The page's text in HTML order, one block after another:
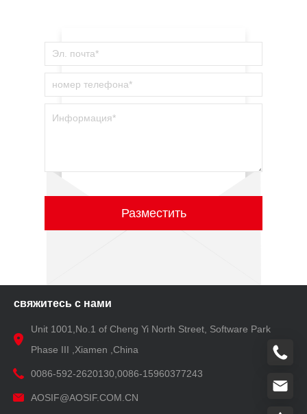
Разместить
свяжитесь с нами
Unit 1001,No.1 of Cheng Yi North Street, Software Park
Phase III ,Xiamen ,China
0086-592-2620130,0086-15960377243
AOSIF@AOSIF.COM.CN